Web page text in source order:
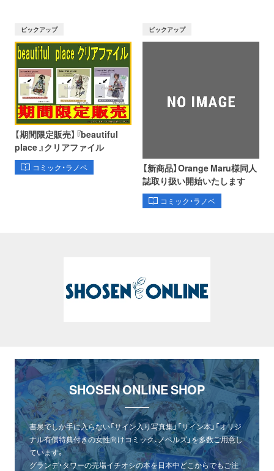
ピックアップ
【期間限定販売】『beautiful
place 』クリアファイル
コミック・ラノベ
ピックアップ
【新商品】Orange Maru様同人
誌取り扱い開始いたします
コミック・ラノベ
SHOSEN ONLINE SHOP
書泉でしか手に入らない「サイン入り写真集」「サイン本」「オリジ
ナル有償特典付きの女性向けコミック、ノベルズ」を多数ご用意し
ています。
グランデ・タワーの売場イチオシの本を日本中どこからでもご注